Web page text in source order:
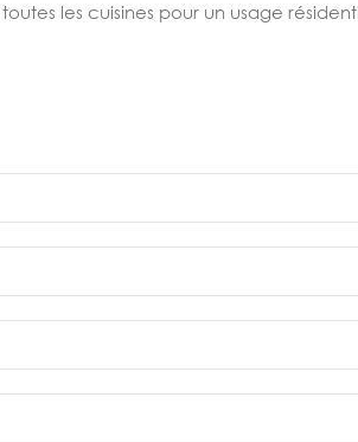
les cuisines pour un usage